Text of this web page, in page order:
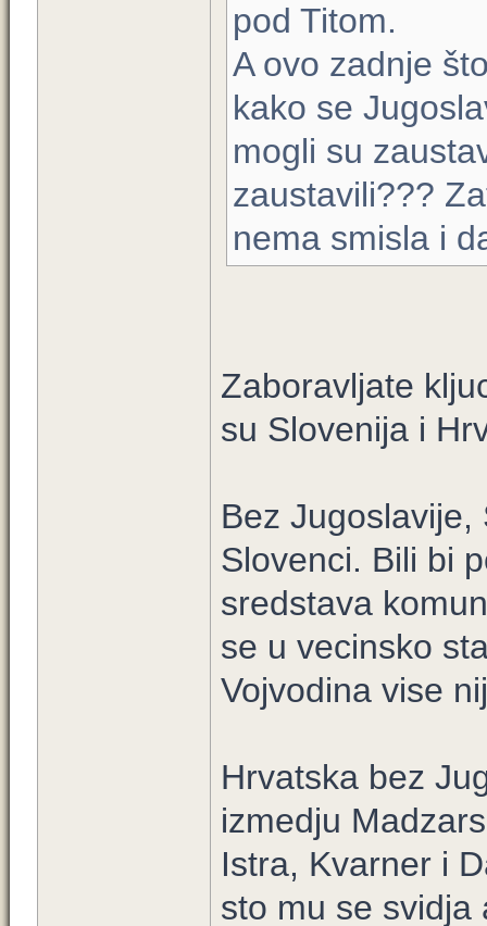
pod Titom.
A ovo zadnje
kako se
mogli su
zaustavili???
nema smisla i
Zaboravljate
su Slovenija i
Bez
Slovenci. Bili bi
sredstava
se u vecinsko
Vojvodina vise
Hrvatska bez
izmedju
Istra, Kvarner i
sto mu se svidja